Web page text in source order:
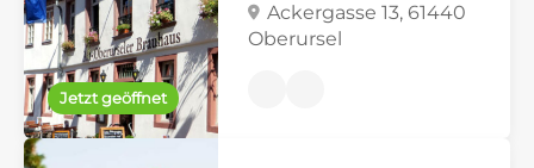
Jetzt geöffnet
Ackergasse 13, 61440
Oberursel